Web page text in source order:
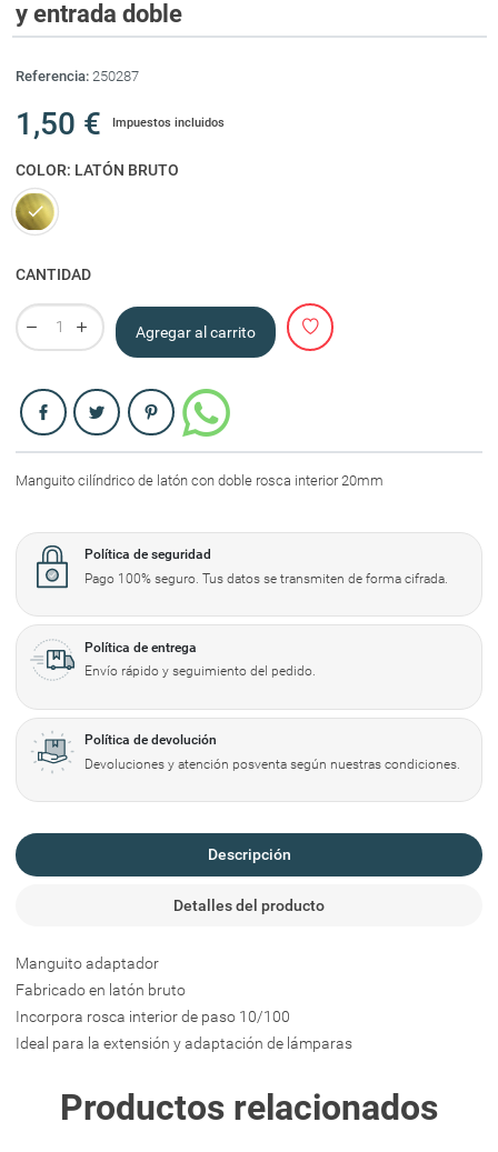
y entrada doble
Referencia: 250287
1,50 € Impuestos incluidos
COLOR: LATÓN BRUTO
Latón bruto
CANTIDAD
Agregar al carrito
Compartir
Manguito cilíndrico de latón con doble rosca interior 20mm
Política de seguridad
Pago 100% seguro. Tus datos se transmiten de forma cifrada.
Política de entrega
Envío rápido y seguimiento del pedido.
Política de devolución
Devoluciones y atención posventa según nuestras condiciones.
Descripción
Detalles del producto
Manguito adaptador
Fabricado en latón bruto
Incorpora rosca interior de paso 10/100
Ideal para la extensión y adaptación de lámparas
Productos relacionados